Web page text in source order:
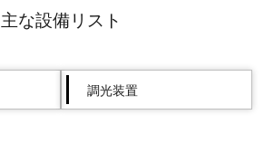
主な設備リスト
調光装置